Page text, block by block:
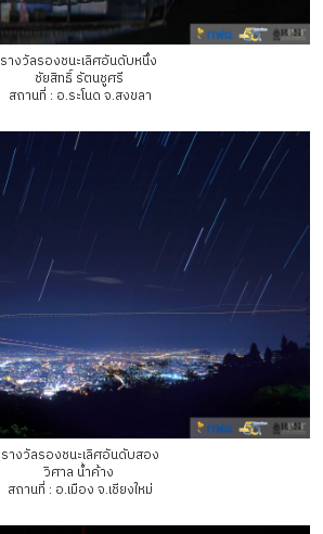
รางวัลรองชนะเลิศอันดับหนึ่ง
ชัยสิทธิ์ รัตนชูศรี
สถานที่ : อ.ระโนด จ.สงขลา
รางวัลรองชนะเลิศอันดับสอง
วิศาล น้ำค้าง
สถานที่ : อ.เมือง จ.เชียงใหม่